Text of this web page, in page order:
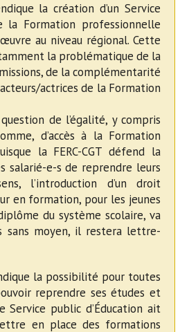
la création d’un Service
la Formation professionnelle
au niveau régional. Cette
la problématique de la
de la complémentarité
actrices de la Formation
de l’égalité, y compris
d’accès à la Formation
la FERC-CGT défend la
salarié-e-s de reprendre leurs
l’introduction d’un droit
en formation, pour les jeunes
du système scolaire, va
sans moyen, il restera lettre-
la possibilité pour toutes
reprendre ses études et
public d’Éducation ait
en place des formations